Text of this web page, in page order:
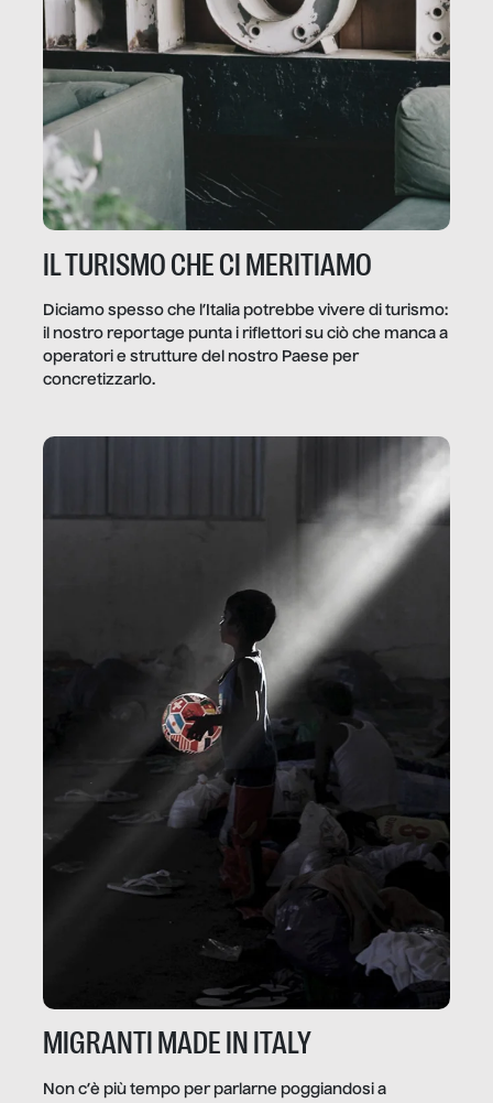
IL TURISMO CHE CI MERITIAMO
Diciamo spesso che l’Italia potrebbe vivere di turismo:
il nostro reportage punta i riflettori su ciò che manca a
operatori e strutture del nostro Paese per
concretizzarlo.
MIGRANTI MADE IN ITALY
Non c’è più tempo per parlarne poggiandosi a